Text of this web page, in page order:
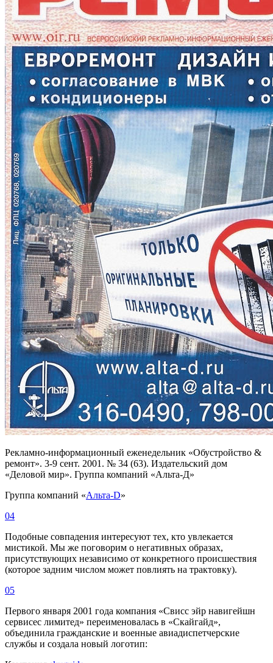
Рекламно-информационный еженедельник «Обустройство &
ремонт». 3-9 сент. 2001. № 34 (63). Издательский дом
«Деловой мир». Группа компаний «Альта-Д»
Группа компаний «Альта-D»
04
Подобные совпадения интересуют тех, кто увлекается
мистикой. Мы же поговорим о негативных образах,
присутствующих независимо от конкретного происшествия
(которое задним числом может повлиять на трактовку).
05
Первого января 2001 года компания «Свисс эйр навигейшн
сервисес лимитед» переименовалась в «Скайгайд»,
объединила гражданские и военные авиадиспетчерские
службы и создала новый логотип: